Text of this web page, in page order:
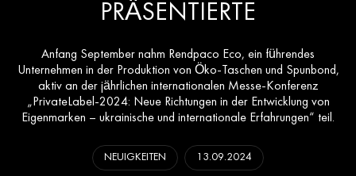
PRÄSENTIERTE
Anfang September nahm Rendpaco Eco, ein führendes
Unternehmen in der Produktion von Öko-Taschen und Spunbond,
aktiv an der jährlichen internationalen Messe-Konferenz
„PrivateLabel-2024: Neue Richtungen in der Entwicklung von
Eigenmarken – ukrainische und internationale Erfahrungen“ teil.
NEUIGKEITEN 13.09.2024